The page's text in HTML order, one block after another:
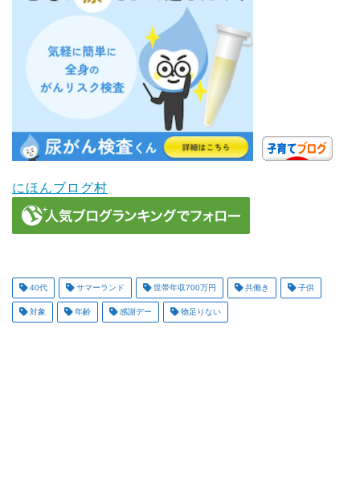
にほんブログ村
40代 サマーランド 世帯年収700万円 共働き 子供
対象 年齢 感謝デー 物足りない